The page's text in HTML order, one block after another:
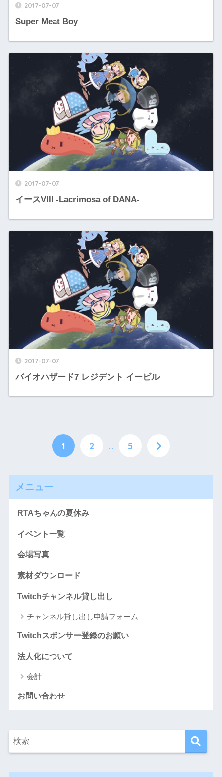
2017-07-07
Super Meat Boy
2017-07-07
イースVIII -Lacrimosa of DANA-
2017-07-07
バイオハザード7 レジデント イービル
1 2 … 5
メニュー
RTAちゃんの夏休み
イベント一覧
会場写真
素材ダウンロード
Twitchチャンネル貸し出し
チャンネル貸し出し申請フォーム
Twitchスポンサー登録のお願い
法人化について
会計
お問い合わせ